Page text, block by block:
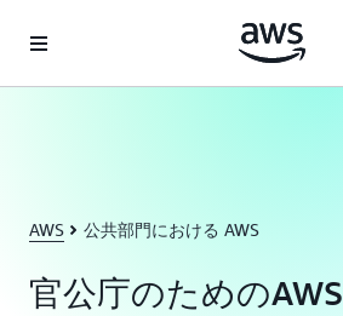
AWS 公共部門における AWS
官公庁のためのAWS